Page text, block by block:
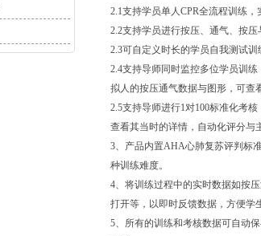
2.1支持学员单人CPR全流程训练，
2.2支持学员进行按压、通气、按
2.3可自定义时长的学员自我测试训
2.4支持导师同时监控多位学员训
拟人的按压通气数据与图形，可查
2.5支持导师进行1对100标准化考
查看其当时的详情，自动化评分与
3、产品内置AHA心肺复苏评判标
种训练难度。
4、将训练过程中的实时数据如按
打开等，以即时反馈数据，方便学
5、所有的训练和考核数据可自动